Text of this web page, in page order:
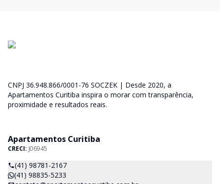
CNPJ 36.948.866/0001-76 SOCZEK | Desde 2020, a
Apartamentos Curitiba inspira o morar com transparência,
proximidade e resultados reais.
Apartamentos Curitiba
CRECI: J06945
(41) 98781-2167
(41) 98835-5233